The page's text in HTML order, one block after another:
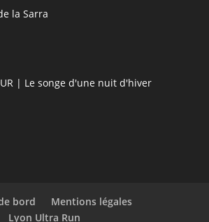
la Sarra
| Le songe d'une nuit d'hiver
bord
Mentions légales
Lyon Ultra Run